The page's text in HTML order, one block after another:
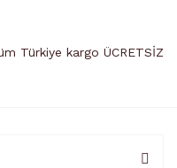
Türkiye kargo ÜCRETSİZ